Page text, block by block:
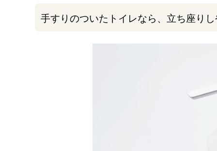
手すりのついたトイレなら、立ち座り